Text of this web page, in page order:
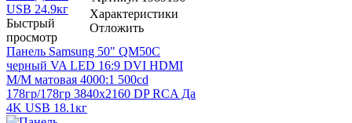
Быстрый
просмотр
Характеристики
Отложить
Панель Samsung 50" QM50C
черный VA LED 16:9 DVI HDMI
M/M матовая 4000:1 500cd
178гр/178гр 3840x2160 DP RCA Да
4K USB 18.1кг